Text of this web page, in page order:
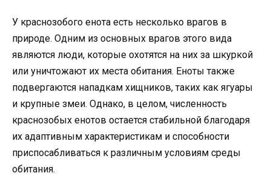
У краснозобого енота есть несколько врагов в
природе. Одним из основных врагов этого вида
являются люди, которые охотятся на них за шкуркой
или уничтожают их места обитания. Еноты также
подвергаются нападкам хищников, таких как ягуары
и крупные змеи. Однако, в целом, численность
краснозобых енотов остается стабильной благодаря
их адаптивным характеристикам и способности
приспосабливаться к различным условиям среды
обитания.